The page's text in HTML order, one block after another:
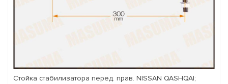
Стойка стабилизатора перед. прав. NISSAN QASHQAI;